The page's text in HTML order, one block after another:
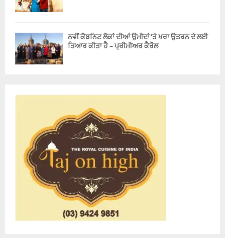
ਨਵੀਂ ਕੈਬਨਿਟ ਲੋਕਾਂ ਦੀਆਂ ਉਮੀਦਾਂ ‘ਤੇ ਖਰਾ ਉਤਰਨ ਦੇ ਲਈ
ਤਿਆਰ ਕੀਤਾ ਹੈ – ਪ੍ਰੀਮੀਅਰ ਕੈਰੋਲ